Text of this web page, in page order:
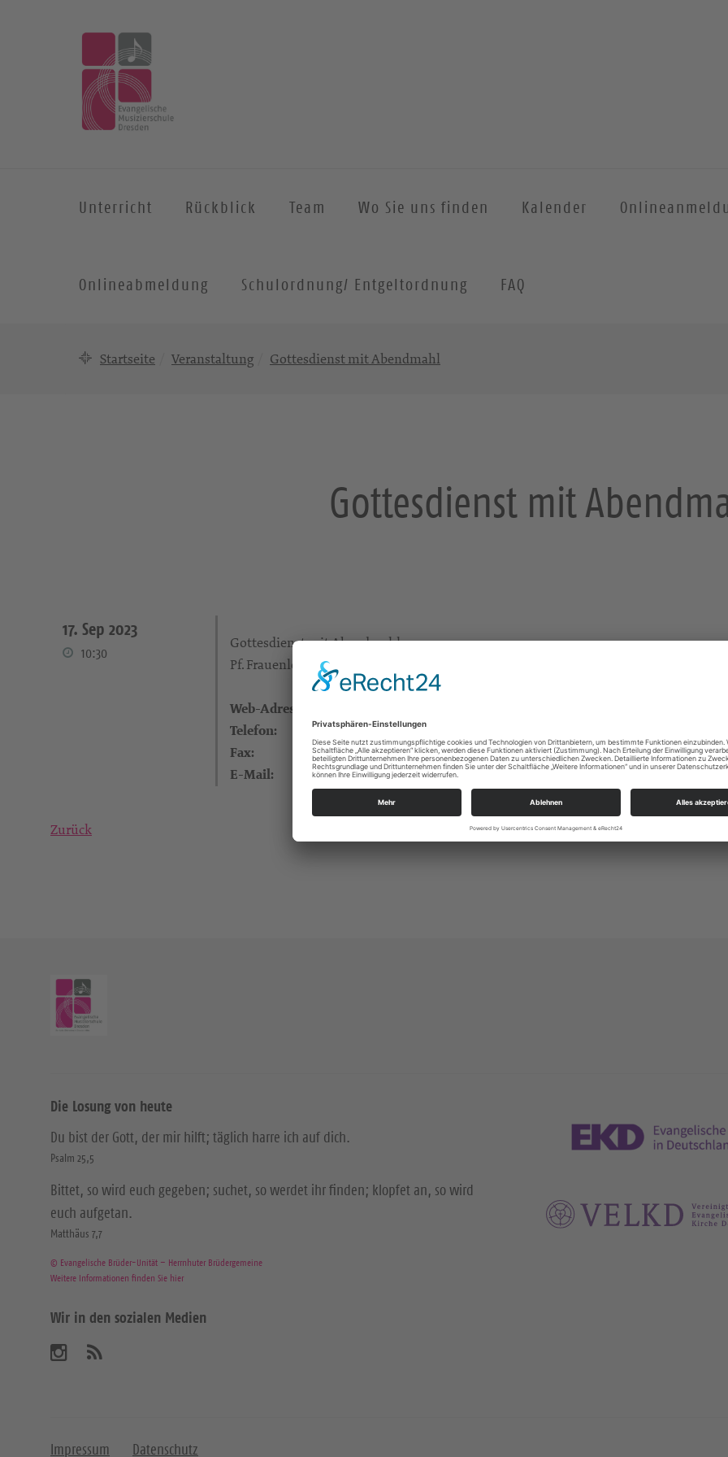
Unterricht Rückblick Team Wo Sie uns finden Kalender
Onlineabmeldung Schulordnung/ Entgeltordnung FAQ
Startseite Veranstaltung Gottesdienst mit Abendmahl
Gottesdienst mit
17. Sep 2023
10:30
Gottesdienst mit Abendmahl
Pf. Frauenlob
Web-Adresse:
Telefon:
Fax: 03733/288577
E-Mail: kg.annaberg-buchholz@evlks.de
Zurück
Die Losung von heute
Du bist der Gott, der mir hilft; täglich harre ich auf dich.
Psalm 25,5
Bittet, so wird euch gegeben; suchet, so werdet ihr finden; klopfet an, so wird
euch aufgetan.
Matthäus 7,7
© Evangelische Brüder-Unität – Herrnhuter Brüdergemeine
Weitere Informationen finden Sie hier
Wir in den sozialen Medien
u
i
Impressum Datenschutz